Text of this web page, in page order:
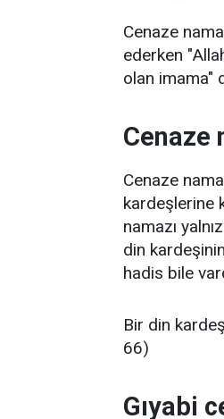
Cenaze
ederken
olan imama"
Cenaze
Cenaze
kardeşlerine
namazı
din
hadis bile
Bir din
66)
Gıyabi